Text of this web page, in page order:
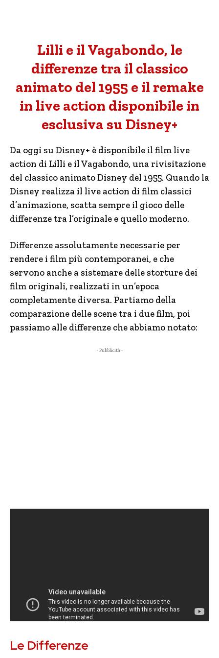
Lilli e il Vagabondo, le
differenze tra il classico
animato del 1955 e il remake
in live action disponibile in
esclusiva su Disney+
Da oggi su Disney+ è disponibile il film live
action di Lilli e il Vagabondo, una rivisitazione
del classico animato Disney del 1955. Quando la
Disney realizza il live action di film classici
d’animazione, scatta sempre il gioco delle
differenze tra l’originale e quello moderno.
Differenze assolutamente necessarie per
rendere i film più contemporanei, e che
servono anche a sistemare delle storture dei
film originali, realizzati in un’epoca
completamente diversa. Partiamo della
comparazione delle scene tra i due film, poi
passiamo alle differenze che abbiamo notato:
- Pubblicità -
Le Differenze